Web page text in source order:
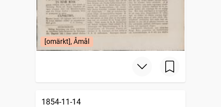
[omärkt], Åmål
1854-11-14